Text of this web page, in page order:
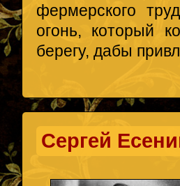
фермерского
огонь, который
берегу, дабы
Сергей